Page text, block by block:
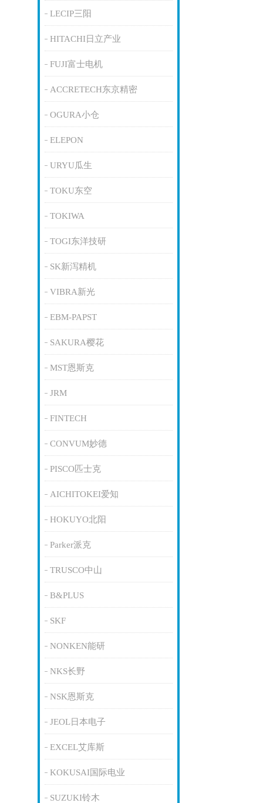
LECIP三阳
HITACHI日立产业
FUJI富士电机
ACCRETECH东京精密
OGURA小仓
ELEPON
URYU瓜生
TOKU东空
TOKIWA
TOGI东洋技研
SK新泻精机
VIBRA新光
EBM-PAPST
SAKURA樱花
MST恩斯克
JRM
FINTECH
CONVUM妙德
PISCO匹士克
AICHITOKEI爱知
HOKUYO北阳
Parker派克
TRUSCO中山
B&PLUS
SKF
NONKEN能研
NKS长野
NSK恩斯克
JEOL日本电子
EXCEL艾库斯
KOKUSAI国际电业
SUZUKI铃木